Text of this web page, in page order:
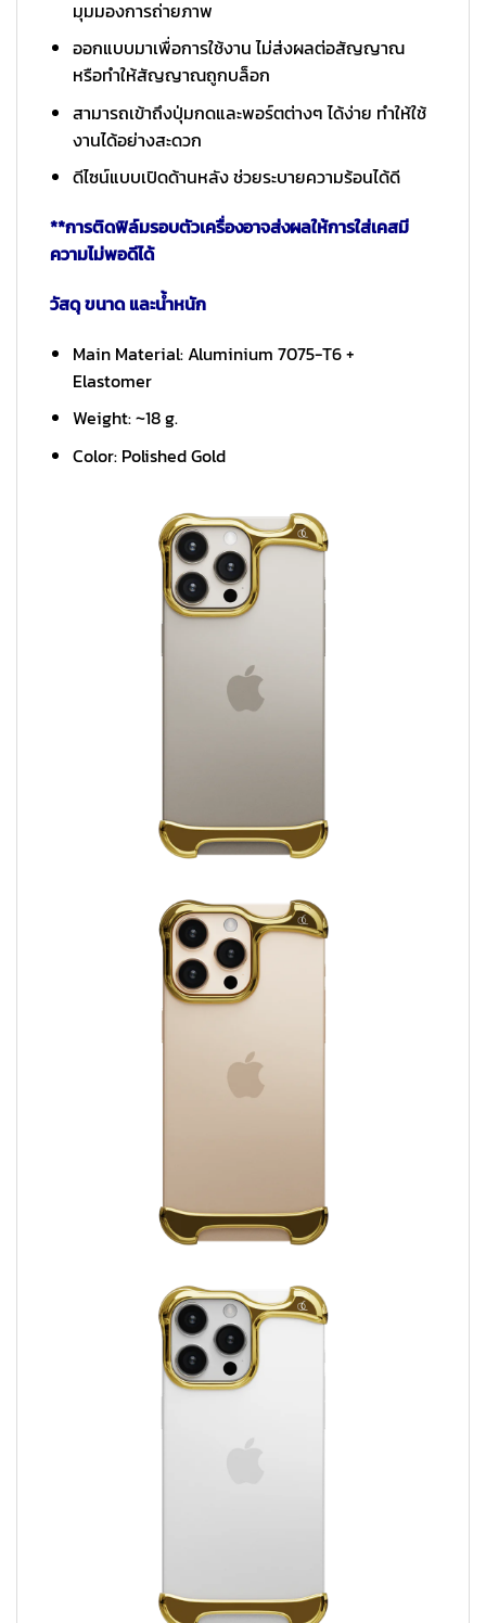
มุมมองการถ่ายภาพ
ออกแบบมาเพื่อการใช้งาน ไม่ส่งผลต่อสัญญาณ
หรือทำให้สัญญาณถูกบล็อก
สามารถเข้าถึงปุ่มกดและพอร์ตต่างๆ ได้ง่าย ทำให้ใช้
งานได้อย่างสะดวก
ดีไซน์แบบเปิดด้านหลัง ช่วยระบายความร้อนได้ดี
**การติดฟิล์มรอบตัวเครื่องอาจส่งผลให้การใส่เคสมี
ความไม่พอดีได้
วัสดุ ขนาด และน้ำหนัก
Main Material: Aluminium 7075-T6 +
Elastomer
Weight: ~18 g.
Color: Polished Gold